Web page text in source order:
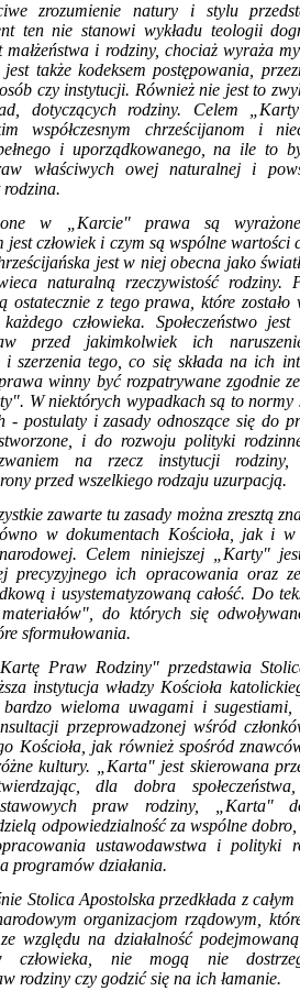
zrozumienie natury i stylu
ten nie stanowi wykładu teologii
i ro­dziny, chociaż wyraża
także kodeksem postępowania,
czy instytucji. Również nie jest to
dotyczących rodziny. Celem
współczesnym chrześcijanom i
i uporządkowanego, na ile to
właściwych owej naturalnej i
rodzina.
w „Karcie" prawa są
człowiek i czym są wspólne wartości
jest w niej obecna jako
naturalną rzeczywistość
ostatecznie z tego prawa, które zostało
człowieka. Społeczeństwo jest
przed jakimkolwiek ich
szerzenia tego, co się składa na ich
winny być rozpatrywane zgodnie
W niektórych wypadkach są to normy
- postu­laty i zasady odnoszące się do
i do rozwoju polityki
na rzecz insty­tucji rodziny,
przed wszelkiego rodzaju uzurpacją.
zawarte tu zasady można zresztą
w dokumentach Kościoła, jak i w
Celem niniejszej „Karty"
precy­zyjnego ich opracowania oraz
i usystematyzowaną całość. Do
do których się
sformułowania.
Praw Rodziny" przedstawia
instytucja władzy Kościoła
bardzo wieloma uwagami i sugestiami,
przeprowadzo­nej wśród
Kościoła, jak również spośród
kultury. „Karta" jest skiero­wana
dla dobra społeczeństwa,
praw rodziny, „Karta"
odpowiedzialność za wspól­ne
ustawodawstwa i polityki
programów działania.
Stolica Apostolska przedkłada z
organizacjom rządowym,
względu na działalność
człowieka, nie mogą nie
rodziny czy godzić się na ich łamanie.